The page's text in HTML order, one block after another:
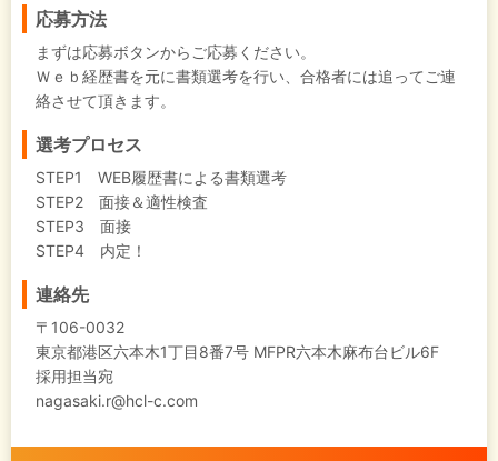
応募方法
まずは応募ボタンからご応募ください。
Ｗｅｂ経歴書を元に書類選考を行い、合格者には追ってご連
絡させて頂きます。
選考プロセス
STEP1 WEB履歴書による書類選考
STEP2 面接＆適性検査
STEP3 面接
STEP4 内定！
連絡先
〒106-0032
東京都港区六本木1丁目8番7号 MFPR六本木麻布台ビル6F
採用担当宛
nagasaki.r@hcl-c.com